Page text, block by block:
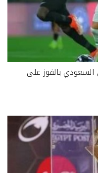
بالفوز على